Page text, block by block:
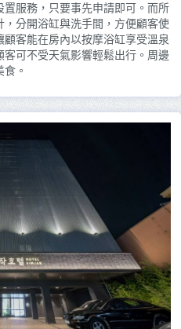
服務，只要事先申請即可。而所
分開浴缸與洗手間，方便顧客使
客能在房內以按摩浴缸享受溫泉
可不受天氣影響輕鬆出行。周邊
。